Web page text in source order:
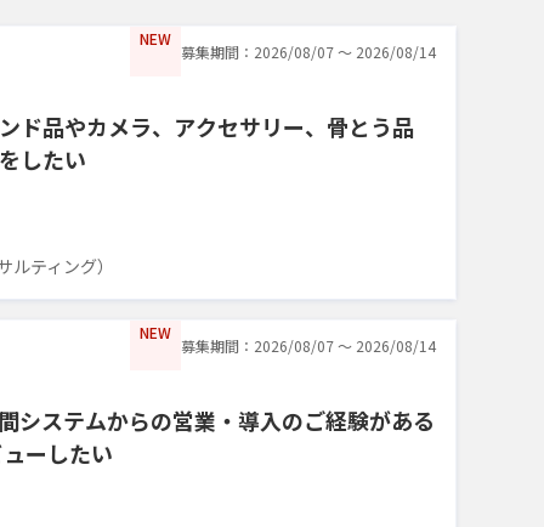
NEW
募集期間：2026/08/07 〜 2026/08/14
ド品やカメラ、アクセサリー、骨とう品
したい
ティング）
NEW
募集期間：2026/08/07 〜 2026/08/14
システムからの営業・導入のご経験がある
ーしたい